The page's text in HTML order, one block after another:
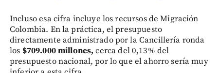
Incluso esa cifra incluye los recursos de Migración
Colombia. En la práctica, el presupuesto
directamente administrado por la Cancillería ronda
los $709.000 millones,cerca del 0,13% del
presupuesto nacional, por lo que el ahorro sería muy